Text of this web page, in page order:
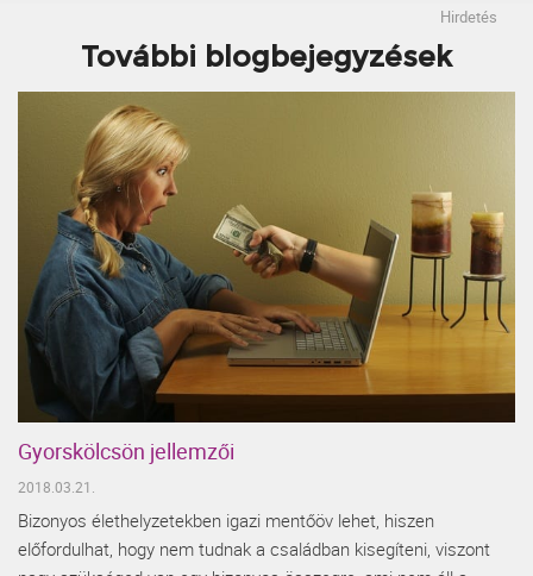
Hirdetés
További blogbejegyzések
Gyorskölcsön jellemzői
2018.03.21.
Bizonyos élethelyzetekben igazi mentőöv lehet, hiszen
előfordulhat, hogy nem tudnak a családban kisegíteni, viszont